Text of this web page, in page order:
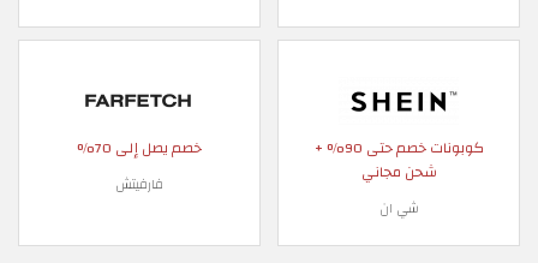
كوبونات خصم حتى 90% +
شحن مجاني
شي ان
خصم يصل إلى 70%
فارفيتش